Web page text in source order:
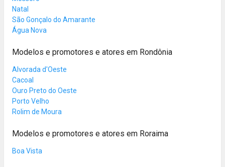
Natal
São Gonçalo do Amarante
Água Nova
Modelos e promotores e atores em Rondônia
Alvorada d'Oeste
Cacoal
Ouro Preto do Oeste
Porto Velho
Rolim de Moura
Modelos e promotores e atores em Roraima
Boa Vista